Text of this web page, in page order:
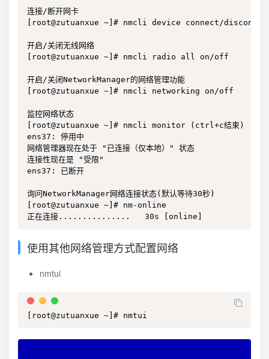
连接/断开网卡
[root@zutuanxue ~]# nmcli device connect/
开启/关闭无线网络
[root@zutuanxue ~]# nmcli radio all on/off
开启/关闭NetworkManager的网络管理功能
[root@zutuanxue ~]# nmcli networking on/off
监控网络状态
[root@zutuanxue ~]# nmcli monitor (ctrl+c结束)
ens37: 停用中
网络管理器现在处于 "已连接（仅本地）" 状态
连接性现在是 "受限"
ens37: 已断开
询问NetworkManager网络连接状态(默认等待30秒)
[root@zutuanxue ~]# nm-online
正在连接...............   30s [online]
使用其他网络管理方式配置网络
nmtui
[root@zutuanxue ~]# nmtui